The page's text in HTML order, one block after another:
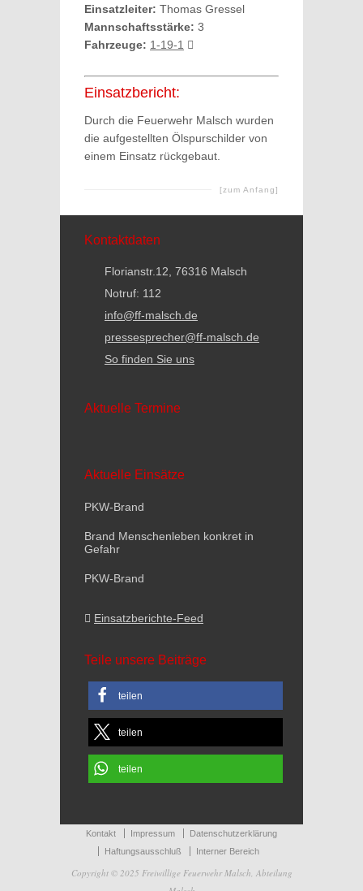
Einsatzleiter: Thomas Gressel
Mannschaftsstärke: 3
Fahrzeuge: 1-19-1
Einsatzbericht:
Durch die Feuerwehr Malsch wurden
die aufgestellten Ölspurschilder von
einem Einsatz rückgebaut.
[zum Anfang]
Kontaktdaten
Florianstr.12, 76316 Malsch
Notruf: 112
info@ff-malsch.de
pressesprecher@ff-malsch.de
So finden Sie uns
Aktuelle Termine
Aktuelle Einsätze
PKW-Brand
Brand Menschenleben konkret in
Gefahr
PKW-Brand
Einsatzberichte-Feed
Teile unsere Beiträge
teilen
teilen
teilen
Kontakt Impressum
Datenschutzerklärung
Haftungsausschluß
Interner Bereich
Copyright © 2025 Freiwillige Feuerwehr Malsch, Abteilung